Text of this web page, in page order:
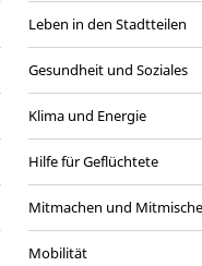
Leben in den Stadtteilen
Gesundheit und Soziales
Klima und Energie
Hilfe für Geflüchtete
Mitmachen und
Mobilität